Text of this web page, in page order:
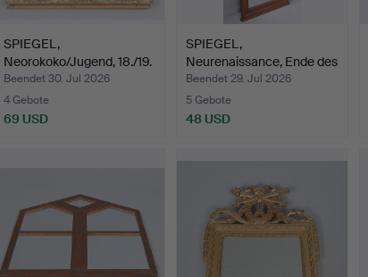
SPIEGEL,
Neorokoko/Jugend, 18./19.
Jahrhun…
Beendet 30. Jul 2026
4 Gebote
69 USD
SPIEGEL,
Neurenaissance, Ende des
19. Jahr…
Beendet 29. Jul 2026
5 Gebote
48 USD